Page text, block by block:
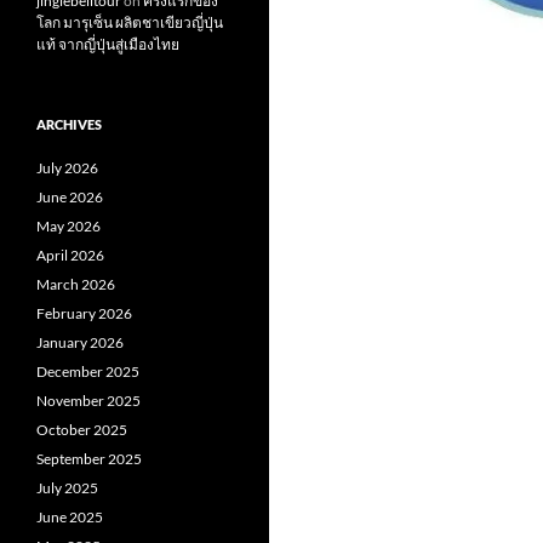
โลก มารุเซ็น ผลิตชาเขียวญี่ปุ่น
แท้ จากญี่ปุ่นสู่เมืองไทย
ARCHIVES
July 2026
June 2026
May 2026
April 2026
March 2026
February 2026
January 2026
December 2025
November 2025
October 2025
September 2025
July 2025
June 2025